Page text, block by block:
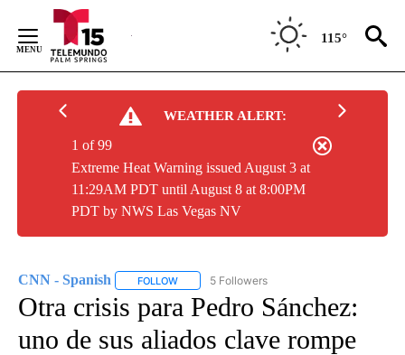
Content
115°
WEATHER ALERT:
Extreme Heat Warning issued August 3 at
11:29AM PDT until August 8 at 8:00PM
PDT by NWS Las Vegas NV
1 of 99
CNN - Spanish FOLLOW FOLLOW "CNN - SPANISH" TO RECEIVE
5 Followers
Otra crisis para Pedro Sánchez:
uno de sus aliados clave rompe